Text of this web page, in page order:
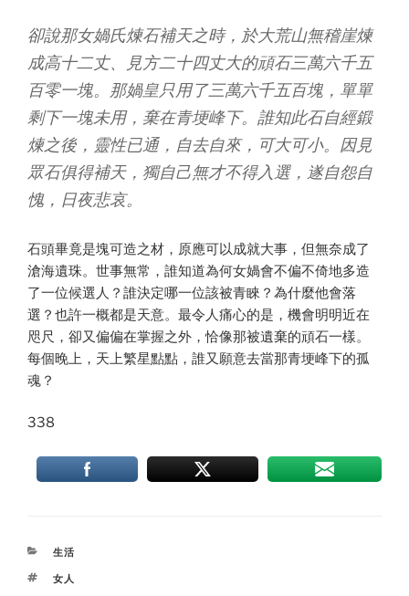
卻說那女媧氏煉石補天之時，於大荒山無稽崖煉
成高十二丈、見方二十四丈大的頑石三萬六千五
百零一塊。那媧皇只用了三萬六千五百塊，單單
剩下一塊未用，棄在青埂峰下。誰知此石自經鍛
煉之後，靈性已通，自去自來，可大可小。因見
眾石俱得補天，獨自己無才不得入選，遂自怨自
愧，日夜悲哀。
石頭畢竟是塊可造之材，原應可以成就大事，但無奈成了
滄海遺珠。世事無常，誰知道為何女媧會不偏不倚地多造
了一位候選人？誰決定哪一位該被青睞？為什麼他會落
選？也許一概都是天意。最令人痛心的是，機會明明近在
咫尺，卻又偏偏在掌握之外，恰像那被遺棄的頑石一樣。
每個晚上，天上繁星點點，誰又願意去當那青埂峰下的孤
魂？
338
CATEGORIES
生活
TAGS
女人